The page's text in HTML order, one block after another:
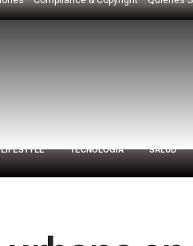
LIFESTYLE TECNOLOGÍA SALUD